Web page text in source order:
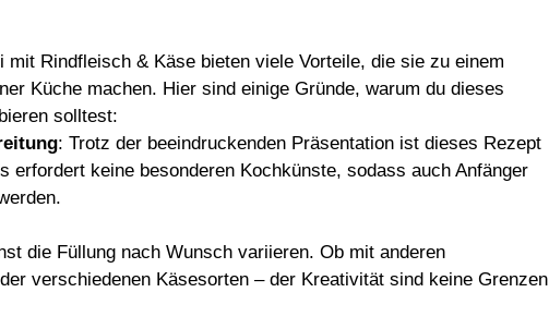
mit Rindfleisch & Käse bieten viele Vorteile, die sie zu einem
Küche machen. Hier sind einige Gründe, warum du dieses
solltest:
: Trotz der beeindruckenden Präsentation ist dieses Rezept
erfordert keine besonderen Kochkünste, sodass auch Anfänger
die Füllung nach Wunsch variieren. Ob mit anderen
verschiedenen Käsesorten – der Kreativität sind keine Grenzen